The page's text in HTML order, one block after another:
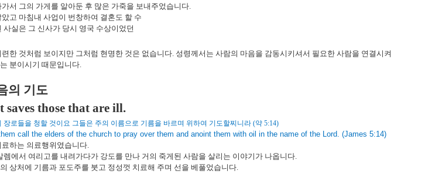
서 그의 가게를 알아둔 후 많은 가죽을 보내주었습니다.
고 마침내 사업이 번창하여 결혼도 할 수
사실은 그 신사가 당시 영국 수상이었던
한 것처럼 보이지만 그처럼 현명한 것은 없습니다. 성령께서는 사람의 마음을 감동시키셔서 필요한 사람을 연결시켜
분이시기 때문입니다.
의 기도
those that are ill.
장로들을 청할 것이요 그들은 주의 이름으로 기름을 바르며 위하여 기도할찌니라 (약 5:14)
call the elders of the church to pray over them and anoint them with oil in the name of the Lord. (James 5:14)
하는 의료행위였습니다.
렘에서 여리고를 내려가다가 강도를 만나 거의 죽게된 사람을 살리는 이야기가 나옵니다.
상처에 기름과 포도주를 붓고 정성껏 치료해 주며 선을 베풀었습니다.